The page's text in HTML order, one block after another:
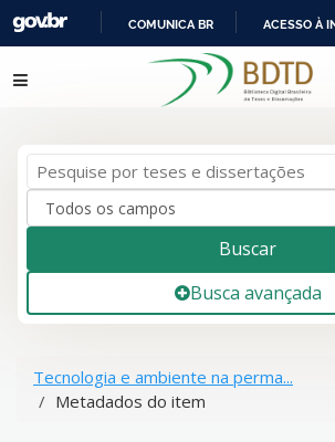
IR
PARA
COMUNICA BR ACESSO À
Pular para o conteúdo
Buscar
Busca avançada
Tecnologia e ambiente na perma...
Metadados do item